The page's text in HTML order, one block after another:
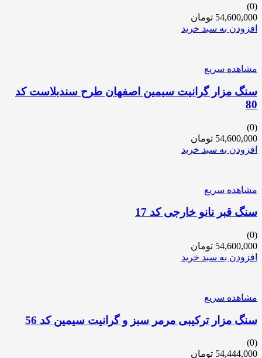
(0)
54,600,000 تومان
افزودن به سبد خرید
مشاهده سریع
سنگ مزار گرانیت سیمین اصفهان طرح سندبلاست کد
80
(0)
54,600,000 تومان
افزودن به سبد خرید
مشاهده سریع
سنگ قبر نانو خارجی کد 17
(0)
54,600,000 تومان
افزودن به سبد خرید
مشاهده سریع
سنگ مزار ترکیبی مرمر سبز و گرانیت سیمین کد 56
(0)
54,444,000 تومان